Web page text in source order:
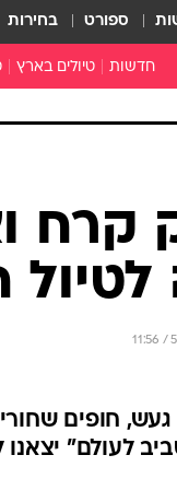
ספורט בחירות
חדשות טיולים בארץ
קרח
געש, חופים
לעולם" יצאנו